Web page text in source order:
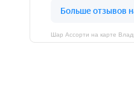
Шар Ассорти на карте